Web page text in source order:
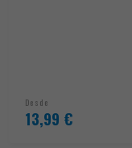
Desde
13,99 €